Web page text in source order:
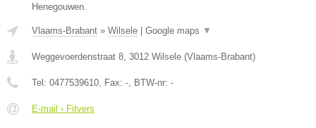
Henegouwen.
Vlaams-Brabant » Wilsele | Google maps ▼
Weggevoerdenstraat 8 3012 Wilsele (Vlaams-Brabant)
Tel: 0477539610 , Fax: - , BTW-nr: -
E-mail › Fitvers